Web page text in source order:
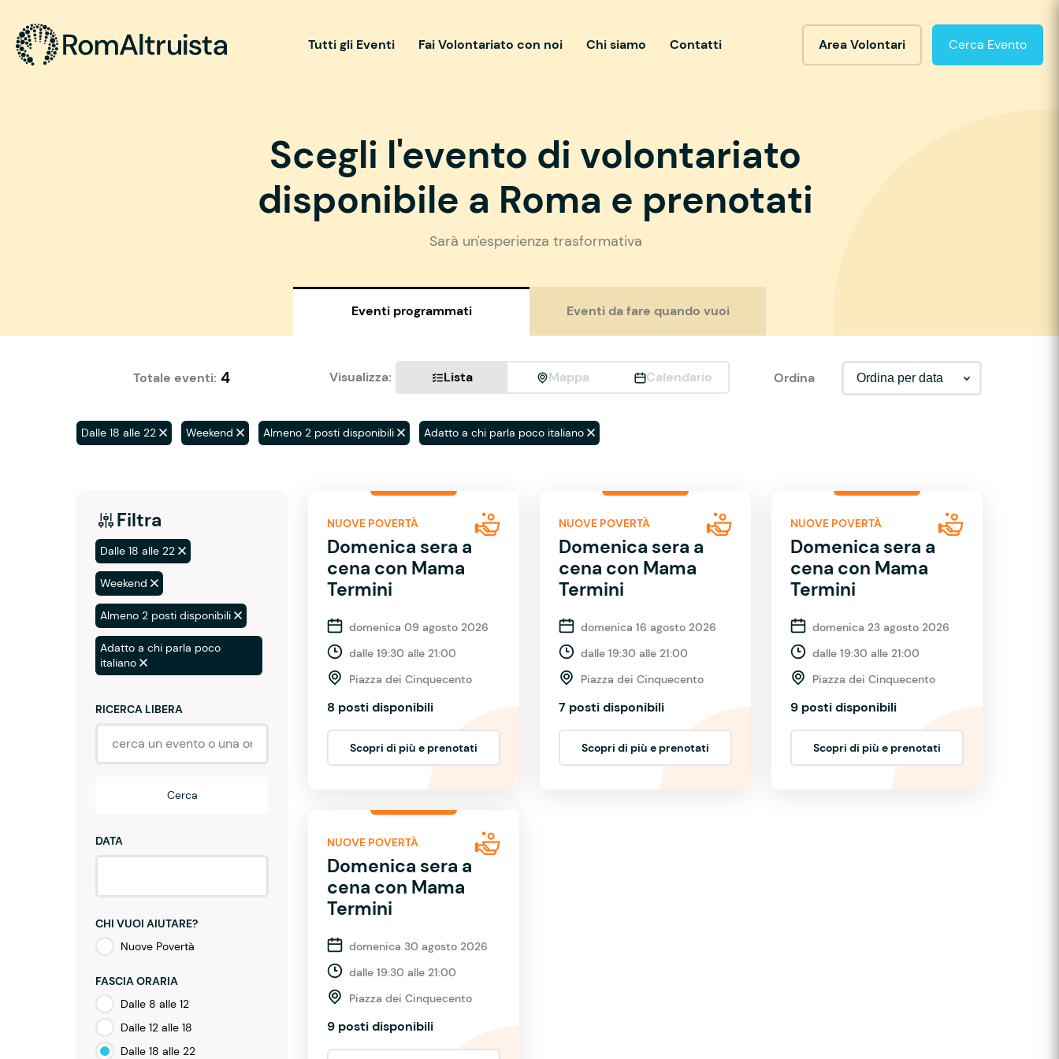
Tutti gli Eventi Fai Volontariato con noi Chi siamo Contatti Area Volontari Cerca Evento
Scegli l'evento di volontariato
disponibile a Roma e prenotati
Sarà un'esperienza trasformativa
Eventi programmati Eventi da fare quando vuoi
Totale eventi: 4 Visualizza: Lista Mappa Calendario Ordina
Dalle 18 alle 22 Weekend Almeno 2 posti disponibili Adatto a chi parla poco italiano
Filtra
Dalle 18 alle 22
Weekend
Almeno 2 posti disponibili
Adatto a chi parla poco
italiano
RICERCA LIBERA
Cerca
DATA
CHI VUOI AIUTARE?
Nuove Povertà
FASCIA ORARIA
Dalle 8 alle 12
Dalle 12 alle 18
Dalle 18 alle 22
NUOVE POVERTÀ
Domenica sera a
cena con Mama
Termini
domenica 09 agosto 2026
dalle 19:30 alle 21:00
Piazza dei Cinquecento
8 posti disponibili
Scopri di più e prenotati
NUOVE POVERTÀ
Domenica sera a
cena con Mama
Termini
domenica 16 agosto 2026
dalle 19:30 alle 21:00
Piazza dei Cinquecento
7 posti disponibili
Scopri di più e prenotati
NUOVE POVERTÀ
Domenica sera a
cena con Mama
Termini
domenica 23 agosto 2026
dalle 19:30 alle 21:00
Piazza dei Cinquecento
9 posti disponibili
Scopri di più e prenotati
NUOVE POVERTÀ
Domenica sera a
cena con Mama
Termini
domenica 30 agosto 2026
dalle 19:30 alle 21:00
Piazza dei Cinquecento
9 posti disponibili